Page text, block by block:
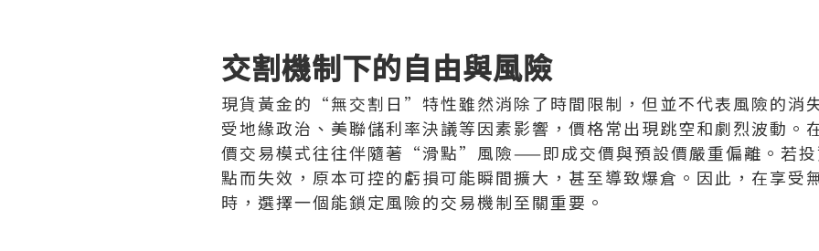
交割機制下的自由與風險
現貨黃金的“無交割日”特性雖然消除了時間限制，但並不代表風險的消
受地緣政治、美聯儲利率決議等因素影響，價格常出現跳空和劇烈波動。
價交易模式往往伴隨著“滑點”風險——即成交價與預設價嚴重偏離。若
點而失效，原本可控的虧損可能瞬間擴大，甚至導致爆倉。因此，在享受
時，選擇一個能鎖定風險的交易機制至關重要。